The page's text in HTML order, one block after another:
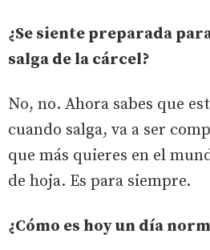
¿Se siente preparada
salga de la cárcel?
No, no. Ahora sabes que
cuando salga, va a ser
que más quieres en el
de hoja. Es para siempre.
¿Cómo es hoy un día